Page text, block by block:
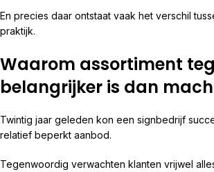
En precies daar ontstaat vaak het verschil
praktijk.
Waarom assortiment
belangrijker is dan
Twintig jaar geleden kon een signbedrijf
relatief beperkt aanbod.
Tegenwoordig verwachten klanten vrijwel